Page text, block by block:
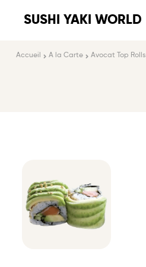
SUSHI YAKI WORLD
Accueil A la Carte Avocat Top Rolls